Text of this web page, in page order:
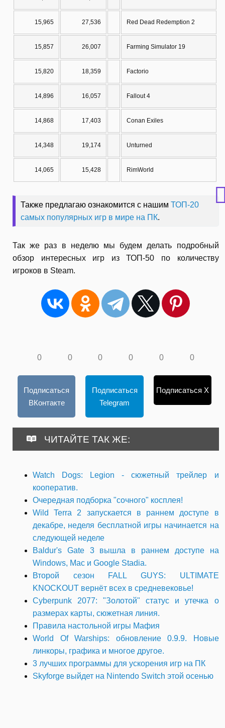
15,965 27,536 Red Dead Redemption 2
15,857 26,007 Farming Simulator 19
15,820 18,359 Factorio
14,896 16,057 Fallout 4
14,868 17,403 Conan Exiles
14,348 19,174 Unturned
14,065 15,428 RimWorld
Также предлагаю ознакомится с нашим ТОП-20
самых популярных игр в мире на ПК.
Так же раз в неделю мы будем делать подробный
обзор интересных игр из ТОП-50 по количеству
игроков в Steam.
0 0 0 0 0 0
Подписаться
ВКонтакте
Подписаться
Telegram
Подписаться X
ЧИТАЙТЕ ТАК ЖЕ:
Watch Dogs: Legion - сюжетный трейлер и
кооператив.
Очередная подборка "сочного" косплея!
Wild Terra 2 запускается в раннем доступе в
декабре, неделя бесплатной игры начинается на
следующей неделе
Baldur's Gate 3 вышла в раннем доступе на
Windows, Mac и Google Stadia.
Второй сезон FALL GUYS: ULTIMATE
KNOCKOUT вернёт всех в средневековье!
Cyberpunk 2077: "Золотой" статус и утечка о
размерах карты, сюжетная линия.
Правила настольной игры Мафия
World Of Warships: обновление 0.9.9. Новые
линкоры, графика и многое другое.
3 лучших программы для ускорения игр на ПК
Skyforge выйдет на Nintendo Switch этой осенью